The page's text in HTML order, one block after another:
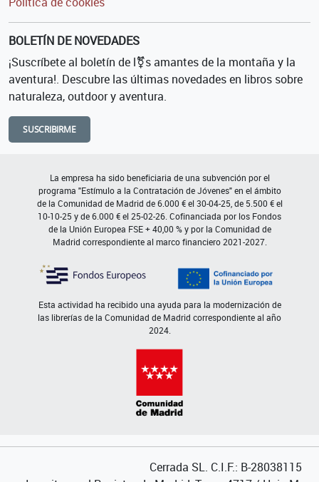
BOLETÍN DE NOVEDADES
¡Suscríbete al boletín de l⚧s amantes de la montaña y la
aventura!. Descubre las últimas novedades en libros sobre
naturaleza, outdoor y aventura.
SUSCRIBIRME
La empresa ha sido beneficiaria de una subvención por el
programa "Estímulo a la Contratación de Jóvenes" en el ámbito
de la Comunidad de Madrid de 6.000 € el 30-04-25, de 5.500 € el
10-10-25 y de 6.000 € el 25-02-26. Cofinanciada por los Fondos
de la Unión Europea FSE + 40,00 % y por la Comunidad de
Madrid correspondiente al marco financiero 2021-2027.
Esta actividad ha recibido una ayuda para la modernización de
las librerías de la Comunidad de Madrid correspondiente al año
2024.
Cerrada SL. C.I.F.: B-28038115